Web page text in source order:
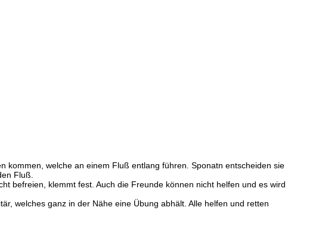
kommen, welche an einem Fluß entlang führen. Sponatn entscheiden sie
Fluß.
befreien, klemmt fest. Auch die Freunde können nicht helfen und es wird
welches ganz in der Nähe eine Übung abhält. Alle helfen und retten